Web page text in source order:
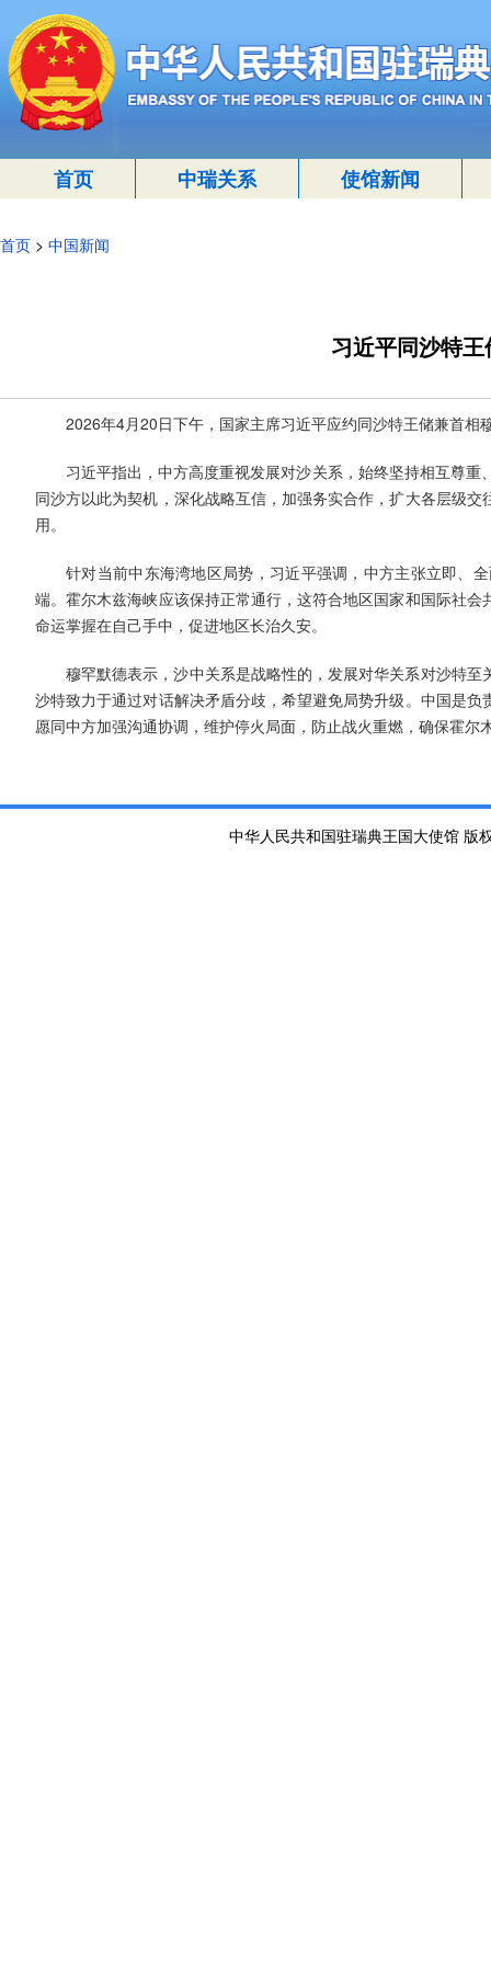
首页 中瑞关系 使馆新闻
首页 > 中国新闻
习近平同沙特
2026年4月20日下午，国家主席习近平应约同沙特王储兼首相
习近平指出，中方高度重视发展对沙关系，始终坚持相互尊
同沙方以此为契机，深化战略互信，加强务实合作，扩大各层级
用。
针对当前中东海湾地区局势，习近平强调，中方主张立即、
端。霍尔木兹海峡应该保持正常通行，这符合地区国家和国际社
命运掌握在自己手中，促进地区长治久安。
穆罕默德表示，沙中关系是战略性的，发展对华关系对沙特
沙特致力于通过对话解决矛盾分歧，希望避免局势升级。中国是
愿同中方加强沟通协调，维护停火局面，防止战火重燃，确保霍
中华人民共和国驻瑞典王国大使馆 版